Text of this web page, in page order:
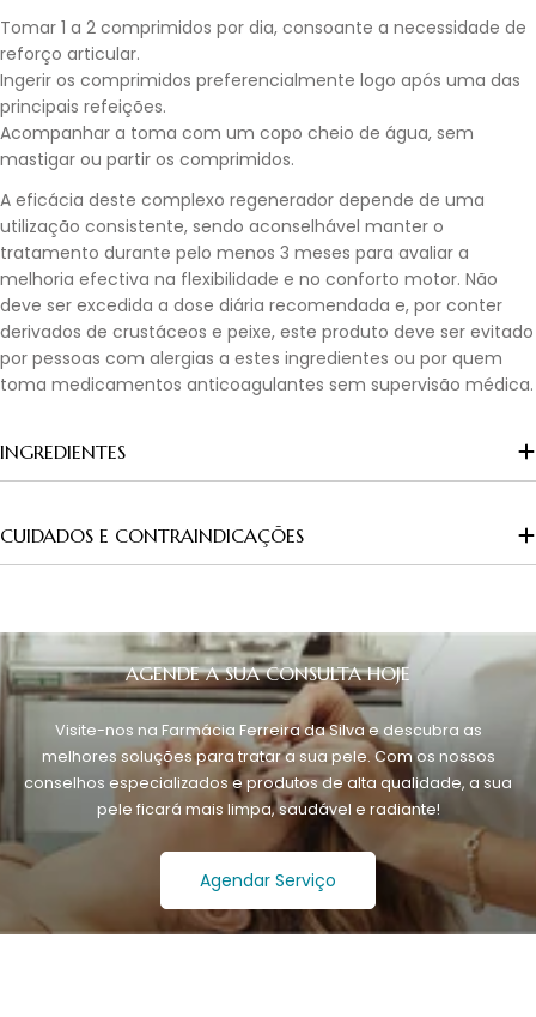
Tomar 1 a 2 comprimidos por dia, consoante a necessidade de
reforço articular.
Ingerir os comprimidos preferencialmente logo após uma das
principais refeições.
Acompanhar a toma com um copo cheio de água, sem
mastigar ou partir os comprimidos.
A eficácia deste complexo regenerador depende de uma
utilização consistente, sendo aconselhável manter o
tratamento durante pelo menos 3 meses para avaliar a
melhoria efectiva na flexibilidade e no conforto motor. Não
deve ser excedida a dose diária recomendada e, por conter
derivados de crustáceos e peixe, este produto deve ser evitado
por pessoas com alergias a estes ingredientes ou por quem
toma medicamentos anticoagulantes sem supervisão médica.
INGREDIENTES
CUIDADOS E CONTRAINDICAÇÕES
AGENDE A SUA CONSULTA HOJE
Visite-nos na Farmácia Ferreira da Silva e descubra as
melhores soluções para tratar a sua pele. Com os nossos
conselhos especializados e produtos de alta qualidade, a sua
pele ficará mais limpa, saudável e radiante!
Agendar Serviço